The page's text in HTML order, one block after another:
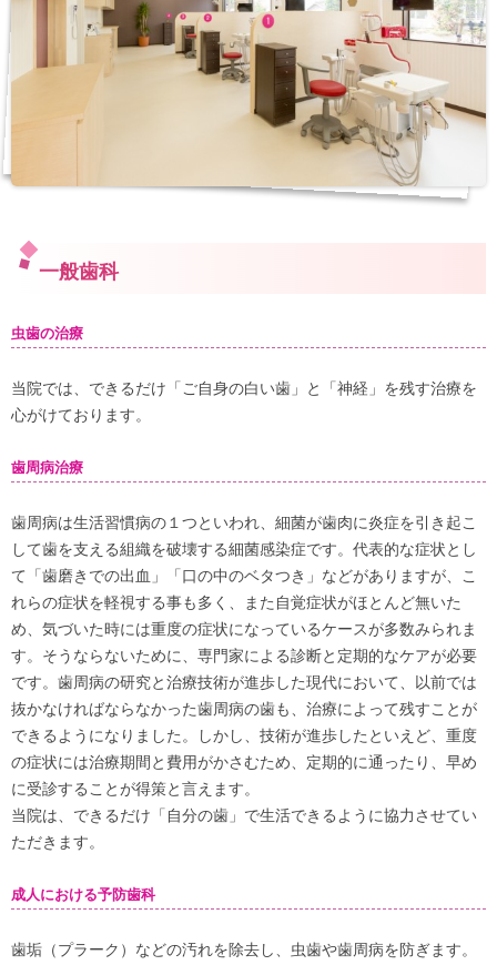
一般歯科
虫歯の治療
当院では、できるだけ「ご自身の白い歯」と「神経」を残す治療を
心がけております。
歯周病治療
歯周病は生活習慣病の１つといわれ、細菌が歯肉に炎症を引き起こ
して歯を支える組織を破壊する細菌感染症です。代表的な症状とし
て「歯磨きでの出血」「口の中のベタつき」などがありますが、こ
れらの症状を軽視する事も多く、また自覚症状がほとんど無いた
め、気づいた時には重度の症状になっているケースが多数みられま
す。そうならないために、専門家による診断と定期的なケアが必要
です。歯周病の研究と治療技術が進歩した現代において、以前では
抜かなければならなかった歯周病の歯も、治療によって残すことが
できるようになりました。しかし、技術が進歩したといえど、重度
の症状には治療期間と費用がかさむため、定期的に通ったり、早め
に受診することが得策と言えます。
当院は、できるだけ「自分の歯」で生活できるように協力させてい
ただきます。
成人における予防歯科
歯垢（プラーク）などの汚れを除去し、虫歯や歯周病を防ぎます。